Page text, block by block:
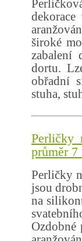
široké
zabalení
dortu.
obřadní
stuha,
Perličky
průměr 7
Perličky
jsou
na